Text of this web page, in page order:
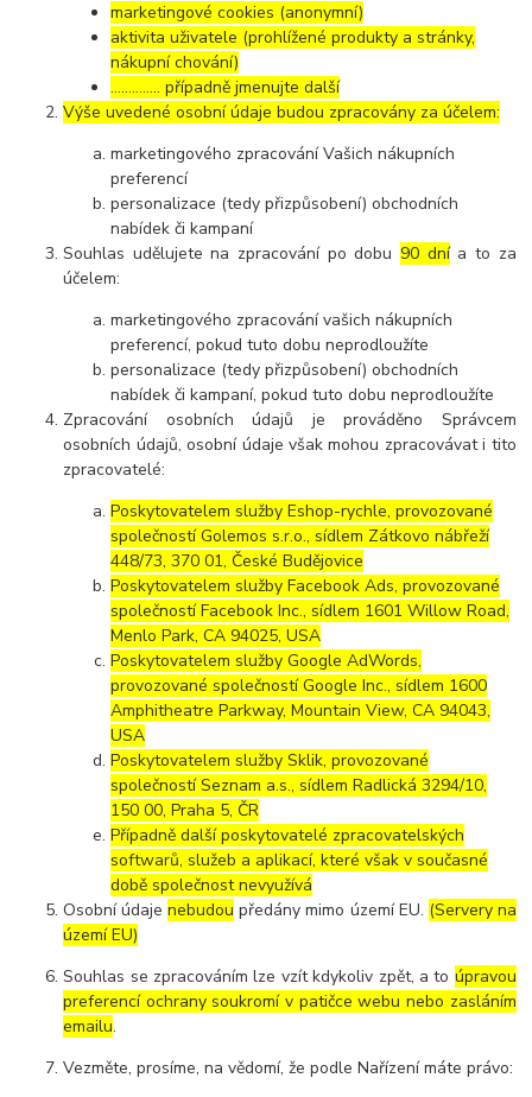
marketingové cookies (anonymní)
aktivita uživatele (prohlížené produkty a stránky,
nákupní chování)
………….. případně jmenujte další
Výše uvedené osobní údaje budou zpracovány za účelem:
marketingového zpracování Vašich nákupních
preferencí
personalizace (tedy přizpůsobení) obchodních
nabídek či kampaní
Souhlas udělujete na zpracování po dobu 90 dnía to za
účelem:
marketingového zpracování vašich nákupních
preferencí, pokud tuto dobu neprodloužíte
personalizace (tedy přizpůsobení) obchodních
nabídek či kampaní, pokud tuto dobu neprodloužíte
Zpracování osobních údajů je prováděno Správcem
osobních údajů, osobní údaje však mohou zpracovávat i tito
zpracovatelé:
Poskytovatelem služby Eshop-rychle, provozované
společností Golemos s.r.o., sídlem Zátkovo nábřeží
448/73, 370 01, České Budějovice
Poskytovatelem služby Facebook Ads, provozované
společností Facebook Inc., sídlem 1601 Willow Road,
Menlo Park, CA 94025, USA
Poskytovatelem služby Google AdWords,
provozované společností Google Inc., sídlem 1600
Amphitheatre Parkway, Mountain View, CA 94043,
USA
Poskytovatelem služby Sklik, provozované
společností Seznam a.s., sídlem Radlická 3294/10,
150 00, Praha 5, ČR
Případně další poskytovatelé zpracovatelských
softwarů, služeb a aplikací, které však v současné
době společnost nevyužívá
Osobní údajenebudou předány mimo území EU. (Servery na
území EU)
Souhlas se zpracováním lze vzít kdykoliv zpět, a to úpravou
preferencí ochrany soukromí v patičce webu nebo zasláním
emailu.
Vezměte, prosíme, na vědomí, že podle Nařízení máte právo: